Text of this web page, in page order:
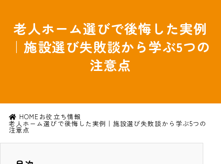
老人ホーム選びで後悔した実例
｜施設選び失敗談から学ぶ5つの
注意点
HOME お役立ち情報
老人ホーム選びで後悔した実例｜施設選び失敗談から学ぶ5つの
注意点